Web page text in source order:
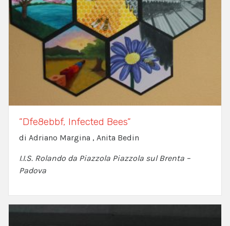
”Dfe8ebbf, Infected Bees”
di Adriano Margina , Anita Bedin
I.I.S. Rolando da Piazzola Piazzola sul Brenta –
Padova